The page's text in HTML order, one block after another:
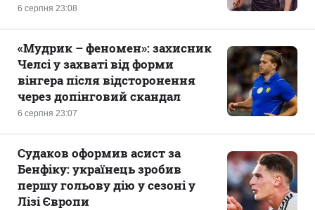
6 серпня 23:08
6 серпня 23:07
«Мудрик – феномен»: захисник
Челсі у захваті від форми
вінгера після відсторонення
через допінговий скандал
Судаков оформив асист за
Бенфіку: українець зробив
першу гольову дію у сезоні у
Лізі Європи